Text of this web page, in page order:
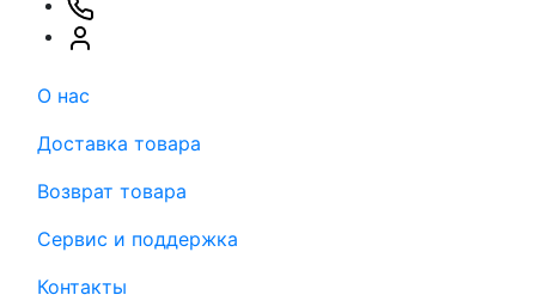
О нас
Доставка товара
Возврат товара
Сервис и поддержка
Контакты